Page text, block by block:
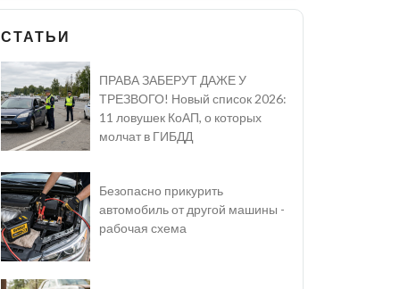
СТАТЬИ
ПРАВА ЗАБЕРУТ ДАЖЕ У
ТРЕЗВОГО! Новый список 2026:
11 ловушек КоАП, о которых
молчат в ГИБДД
Безопасно прикурить
автомобиль от другой машины -
рабочая схема